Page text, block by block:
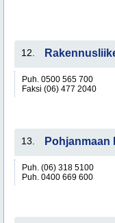
12.
Puh. 0500 565 700
Faksi (06) 477 2040
13. Pohjanmaan
Puh. (06) 318 5100
Puh. 0400 669 600